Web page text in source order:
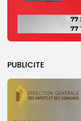
PUBLICITE